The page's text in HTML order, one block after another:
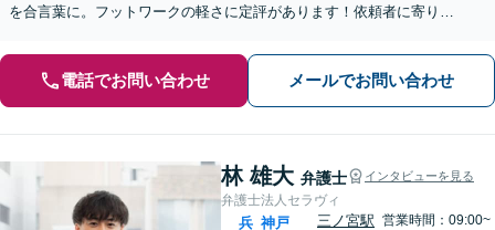
を合言葉に。フットワークの軽さに定評があります！依頼者に寄り添
電話でお問い合わせ メールでお問い合わせ
林 雄大 弁護士 インタビューを見る
弁護士法人セラヴィ
兵 神戸 三ノ宮駅 営業時間：09:00~